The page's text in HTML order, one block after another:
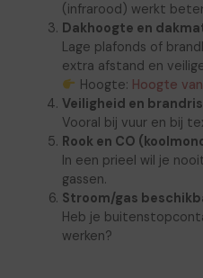
(infrarood) werkt
Dakhoogte en
Lage plafonds of
extra afstand en
Hoogte: Hoogte
Veiligheid en
Vooral bij vuur en bij
Rook en CO
In een prieel wil je
gassen.
Stroom/gas
Heb je
werken?